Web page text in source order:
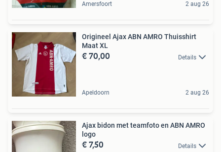
Amersfoort 2 aug 26
Origineel Ajax ABN AMRO Thuisshirt
Maat XL
€ 70,00 Details
Apeldoorn 2 aug 26
Ajax bidon met teamfoto en ABN AMRO
logo
€ 7,50 Details